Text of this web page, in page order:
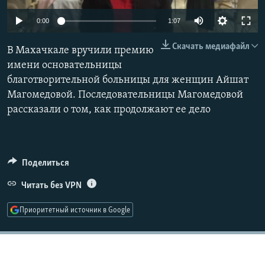
РАСПИСАНИЕ ВЕЩАНИЯ
ПОДПИШИТЕСЬ НА РАССЫЛКУ
СОЦИАЛЬНЫЕ СЕТИ
0:00 1:07
Скачать медиафайл
В Махачкале вручили премию
имени основательницы
благотворительной больницы для женщин Айшат
Магомедовой. Последовательницы Магомедовой
рассказали о том, как продолжают ее дело
Поделиться
Читать без VPN
Приоритетный источник в Google